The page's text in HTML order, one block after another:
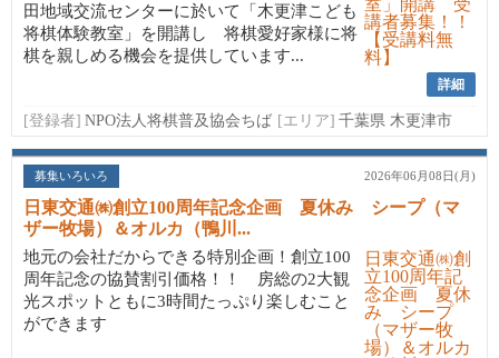
田地域交流センターに於いて「木更津こども
将棋体験教室」を開講し 将棋愛好家様に将
棋を親しめる機会を提供しています...
詳細
[登録者] NPO法人将棋普及協会ちば [エリア] 千葉県 木更津市
募集いろいろ 2026年06月08日(月)
日東交通㈱創立100周年記念企画 夏休み シープ（マ
ザー牧場）＆オルカ（鴨川...
地元の会社だからできる特別企画！創立100
周年記念の協賛割引価格！！ 房総の2大観
光スポットともに3時間たっぷり楽しむこと
ができます